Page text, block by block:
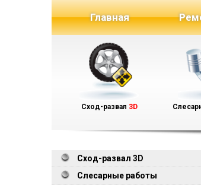
Главная(current)
Сход-развал 3D
Сход-развал 3D
Слесарные работы